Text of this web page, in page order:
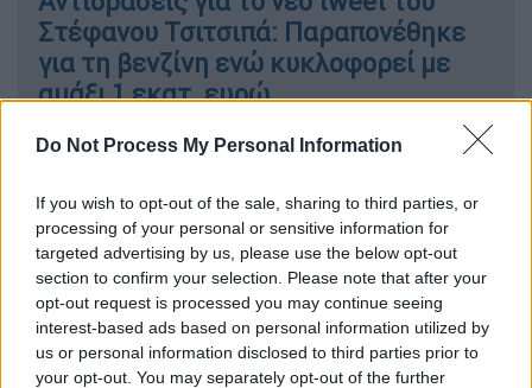
Do Not Process My Personal Information
If you wish to opt-out of the sale, sharing to third parties, or
processing of your personal or sensitive information for
targeted advertising by us, please use the below opt-out
section to confirm your selection. Please note that after your
opt-out request is processed you may continue seeing
interest-based ads based on personal information utilized by
us or personal information disclosed to third parties prior to
your opt-out. You may separately opt-out of the further
Στέφανου Τσιτσιπά: Παραπονέθηκε
για τη βενζίνη ενώ κυκλοφορεί με
αμάξι 1 εκατ. ευρώ
Ο36χρονος που κατέχει ήδη 25 παγκόσμια
ρεκόρ,έκανε δύο καταδύσεις, την
Παρασκευή και το Σάββατο, στοDean’s Blue
HoleστιςΜπαχάμες το οποίο και αποτελεί
το δεύτερο βαθύτερο θαλάσσιο σπήλαιο
στον κόσμο.